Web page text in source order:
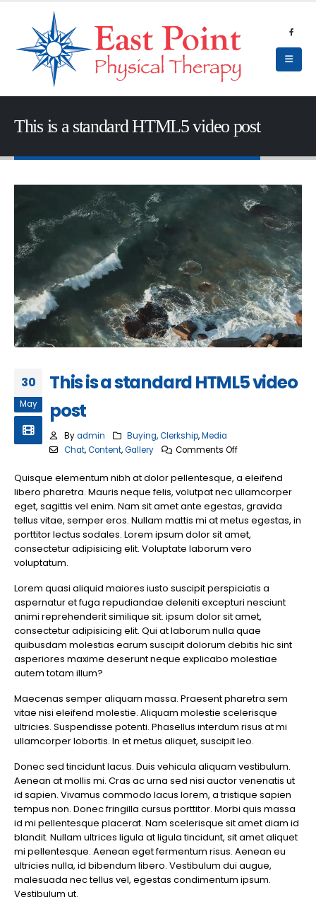
This is a standard HTML5 video post
30
May
This is a standard HTML5 video
post
By admin Buying,Clerkship,Media
Chat,Content,Gallery Comments Offon
is
a
standard
HTML5
video
post
Quisque elementum nibh at dolor pellentesque, a eleifend
libero pharetra. Mauris neque felis, volutpat nec ullamcorper
eget, sagittis vel enim. Nam sit amet ante egestas, gravida
tellus vitae, semper eros. Nullam mattis mi at metus egestas, in
porttitor lectus sodales. Lorem ipsum dolor sit amet,
consectetur adipisicing elit. Voluptate laborum vero
voluptatum.
Lorem quasi aliquid maiores iusto suscipit perspiciatis a
aspernatur et fuga repudiandae deleniti excepturi nesciunt
animi reprehenderit similique sit. ipsum dolor sit amet,
consectetur adipisicing elit. Qui at laborum nulla quae
quibusdam molestias earum suscipit dolorum debitis hic sint
asperiores maxime deserunt neque explicabo molestiae
autem totam illum?
Maecenas semper aliquam massa. Praesent pharetra sem
vitae nisi eleifend molestie. Aliquam molestie scelerisque
ultricies. Suspendisse potenti. Phasellus interdum risus at mi
ullamcorper lobortis. In et metus aliquet, suscipit leo.
Donec sed tincidunt lacus. Duis vehicula aliquam vestibulum.
Aenean at mollis mi. Cras ac urna sed nisi auctor venenatis ut
id sapien. Vivamus commodo lacus lorem, a tristique sapien
tempus non. Donec fringilla cursus porttitor. Morbi quis massa
id mi pellentesque placerat. Nam scelerisque sit amet diam id
blandit. Nullam ultrices ligula at ligula tincidunt, sit amet aliquet
mi pellentesque. Aenean eget fermentum risus. Aenean eu
ultricies nulla, id bibendum libero. Vestibulum dui augue,
malesuada nec tellus vel, egestas condimentum ipsum.
Vestibulum ut.